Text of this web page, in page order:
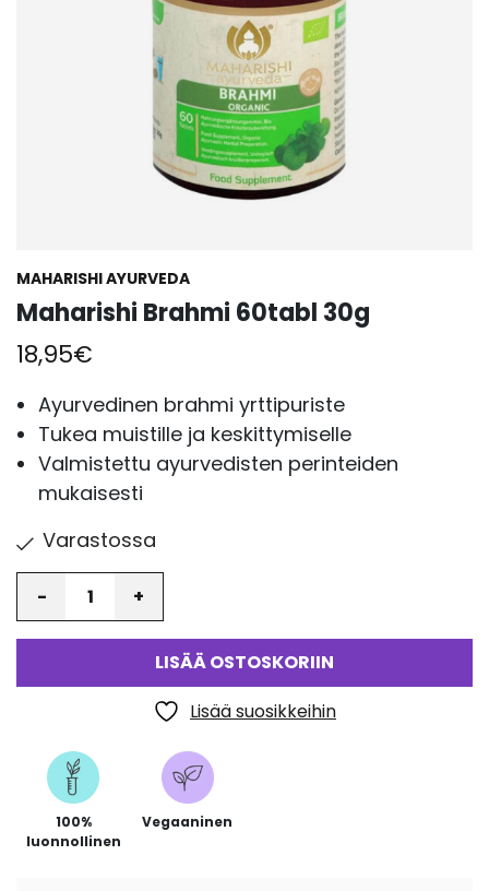
MAHARISHI AYURVEDA
Maharishi Brahmi 60tabl 30g
18,95€
Ayurvedinen brahmi yrttipuriste
Tukea muistille ja keskittymiselle
Valmistettu ayurvedisten perinteiden
mukaisesti
Varastossa
LISÄÄ OSTOSKORIIN
Lisää suosikkeihin
100%
luonnollinen
Vegaaninen